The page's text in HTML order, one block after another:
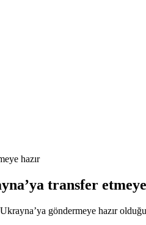
hazır
transfer
göndermeye hazır